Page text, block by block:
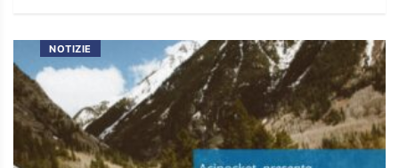
NOTIZIE